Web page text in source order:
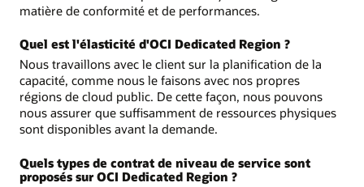
matière de conformité et de performances.
Quel est l'élasticité d'OCI Dedicated Region ?
Nous travaillons avec le client sur la planification de la
capacité, comme nous le faisons avec nos propres
régions de cloud public. De cette façon, nous pouvons
nous assurer que suffisamment de ressources physiques
sont disponibles avant la demande.
Quels types de contrat de niveau de service sont
proposés sur OCI Dedicated Region ?